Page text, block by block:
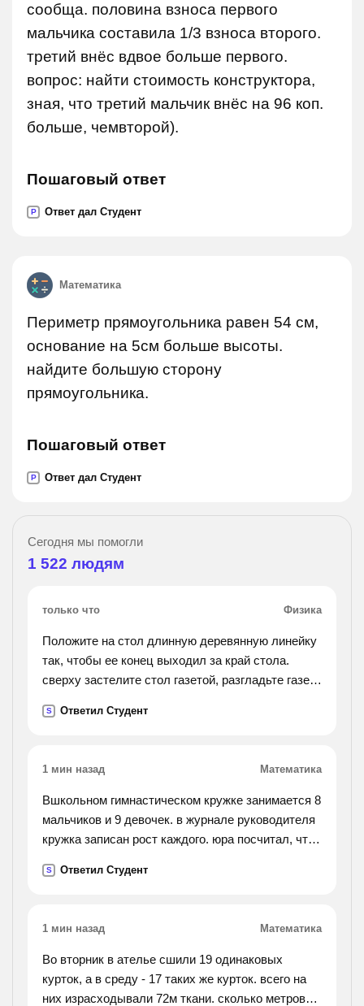
сообща. половина взноса первого
мальчика составила 1/3 взноса второго.
третий внёс вдвое больше первого.
вопрос: найти стоимость конструктора,
зная, что третий мальчик внёс на 96 коп.
больше, чемвторой).
Пошаговый ответ
P Ответ дал Студент
Математика
Периметр прямоугольника равен 54 см,
основание на 5см больше высоты.
найдите большую сторону
прямоугольника.
Пошаговый ответ
P Ответ дал Студент
Сегодня мы помогли
1 522 людям
только что Физика
Положите на стол длинную деревянную линейку
так, чтобы ее конец выходил за край стола.
сверху застелите стол газетой, разгладьте газету
линейке. резко ударьте по свободному концу
S Ответил Студент
1 мин назад Математика
Вшкольном гимнастическом кружке занимается 8
мальчиков и 9 девочек. в журнале руководителя
кружка записан рост каждого. юра посчитал, что,
м 04 см, а если сложить рост всех девочек,
S Ответил Студент
1 мин назад Математика
Во вторник в ателье сшили 19 одинаковых
курток, а в среду - 17 таких же курток. всего на
них израсходывали 72м ткани. сколько метров